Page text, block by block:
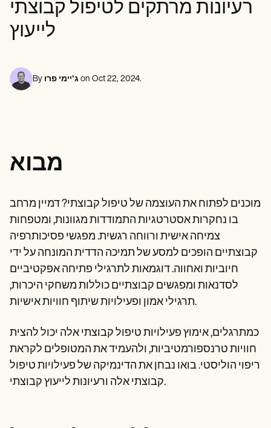
אנשי מקצוע בתחום בריאות הנפש
עובדים סוציאליים
דיאטנים ותזונאים
פיזיותרפיסטים
מטפלים בעיסוי
מרפאים בעיסוק
תבניות
Superbill Template
תבנית תוכנית טיפול
Informed Consent Form
Social Work Treatment Plans
Patient Visit Summary Template
Help Center
Demos
Switch to Carepatron
Become a Partner
Why Carepatron?
Login
Insurance claims
Speech therapists
Life coaches
Massage therapists
Personal trainers
רעיונות מרתקים לטיפול קבוצתי
לייעוץ
By ג'יימי פרו on Oct 22, 2024.
מבוא
מוכנים לפתוח את העוצמה של טיפול קבוצתי? דמיין מרחב
בו נחקרות אסטרטגיות התמודדות מגוונות, ומטפחות
צמיחה אישית ורווחה רגשית. מפגשי פסיכותרפיה
קבוצתיים הופכים למסע של תמיכה הדדית המונחה על ידי
חיוביות ואחווה. דוגמאות לתרגילי פתיחה אפקטיביים
לסדנאות ומפגשים קבוצתיים כוללות משחקי היכרות,
תרגילי אמון ופעילויות שיתוף חוויות אישיות.
כמתרגלים, אימוץ פעילויות טיפול קבוצתי אלה יכול להצית
חוויות טרנספורמטיביות, ולהעמיד את המטופלים לקראת
ריפוי הוליסטי. בואו נבחן את הדינמיקה של פעילויות טיפול
קבוצתי אלה ורעיונות לייעוץ קבוצתי.